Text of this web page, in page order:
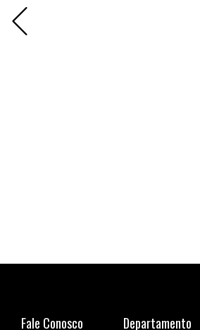
Fale Conosco Departamento